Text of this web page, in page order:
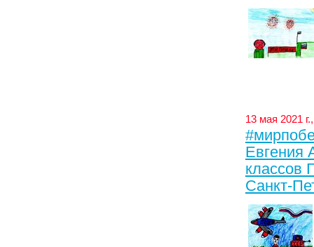
13 мая 2021
Евгения
классов
Санкт-